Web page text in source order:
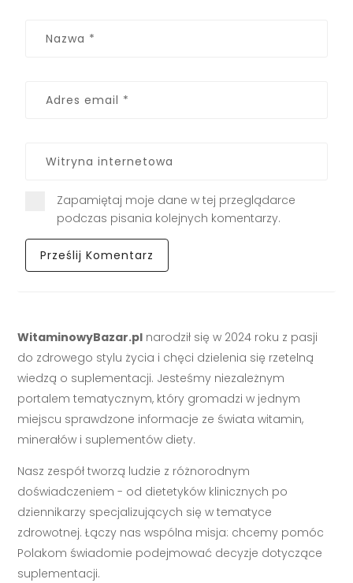
Zapamiętaj moje dane w tej przeglądarce
podczas pisania kolejnych komentarzy.
WitaminowyBazar.pl narodził się w 2024 roku z pasji
do zdrowego stylu życia i chęci dzielenia się rzetelną
wiedzą o suplementacji. Jesteśmy niezależnym
portalem tematycznym, który gromadzi w jednym
miejscu sprawdzone informacje ze świata witamin,
minerałów i suplementów diety.
Nasz zespół tworzą ludzie z różnorodnym
doświadczeniem - od dietetyków klinicznych po
dziennikarzy specjalizujących się w tematyce
zdrowotnej. Łączy nas wspólna misja: chcemy pomóc
Polakom świadomie podejmować decyzje dotyczące
suplementacji.